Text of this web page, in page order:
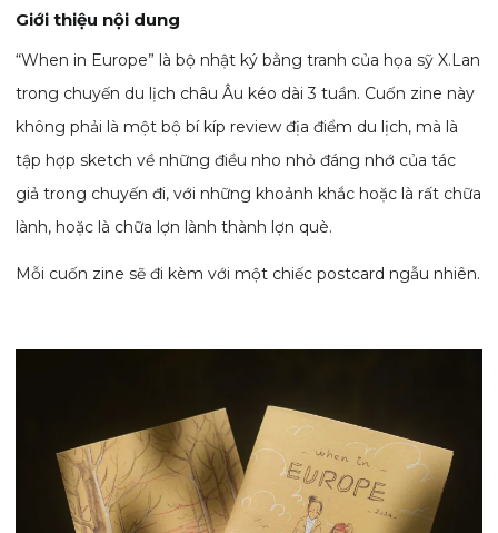
Giới thiệu nội dung
“When in Europe” là bộ nhật ký bằng tranh của họa sỹ X.Lan
trong chuyến du lịch châu Âu kéo dài 3 tuần. Cuốn zine này
không phải là một bộ bí kíp review địa điểm du lịch, mà là
tập hợp sketch về những điều nho nhỏ đáng nhớ của tác
giả trong chuyến đi, với những khoảnh khắc hoặc là rất chữa
lành, hoặc là chữa lợn lành thành lợn què.
Mỗi cuốn zine sẽ đi kèm với một chiếc postcard ngẫu nhiên.